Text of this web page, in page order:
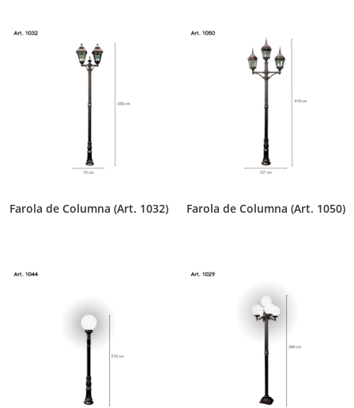
Farola de Columna (Art. 1032) Farola de Columna (Art. 1050)